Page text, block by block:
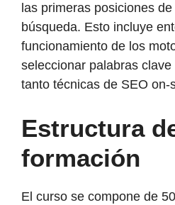
las primeras posiciones
búsqueda. Esto incluye
funcionamiento de los
seleccionar palabras
tanto técnicas de SEO on-
Estructura
formación
El curso se compone de